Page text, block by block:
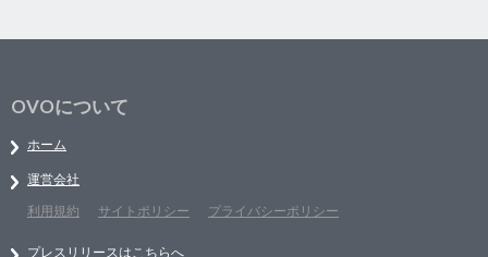
OVOについて
ホーム
運営会社
利用規約
サイトポリシー プライバシーポリシー
プレスリリースはこちらへ